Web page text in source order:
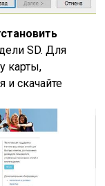
SD. Для
карты,
и скачайте